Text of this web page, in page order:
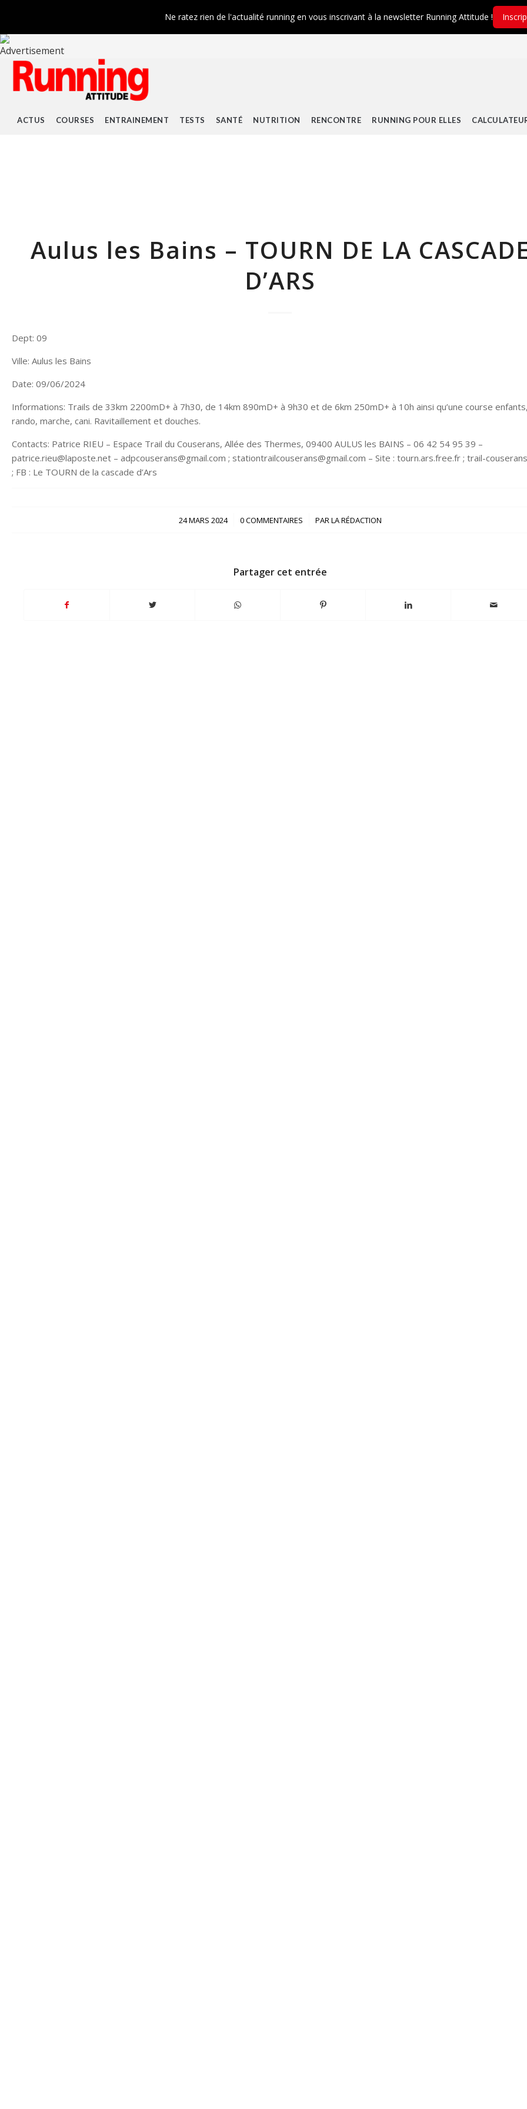
ACTUS COURSES ENTRAINEMENT TESTS SANTÉ NUTRITION RENCONTRE RUNNING POUR ELLES
Aulus les Bains – TOURN DE LA CASCADE
D’ARS
Dept: 09
Ville: Aulus les Bains
Date: 09/06/2024
Informations: Trails de 33km 2200mD+ à 7h30, de 14km 890mD+ à 9h30 et de 6km 250mD+ à 10h ainsi qu’une course enfants,
rando, marche, cani. Ravitaillement et douches.
Contacts: Patrice RIEU – Espace Trail du Couserans, Allée des Thermes, 09400 AULUS les BAINS – 06 42 54 95 39 –
patrice.rieu@laposte.net – adpcouserans@gmail.com ; stationtrailcouserans@gmail.com – Site : tourn.ars.free.fr‌ ; trail-
; FB : Le TOURN de la cascade d’Ars
24 MARS 2024
/ 0 COMMENTAIRES
/ PARLA RÉDACTION
Partager cet entrée
Ne ratez rien de l'actualité running en vous inscrivant à la newsletter Running Attitude !